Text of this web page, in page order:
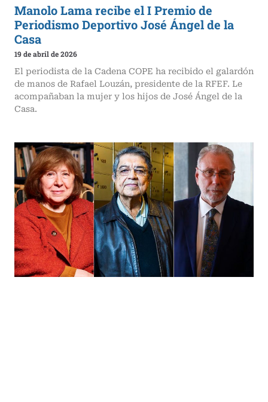
Manolo Lama recibe el I Premio de
Periodismo Deportivo José Ángel de la
Casa
19 de abril de 2026
El periodista de la Cadena COPE ha recibido el galardón
de manos de Rafael Louzán, presidente de la RFEF. Le
acompañaban la mujer y los hijos de José Ángel de la
Casa.